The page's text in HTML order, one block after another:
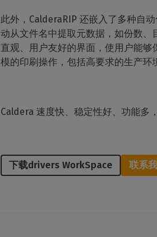
此外，CalderaRIP 还嵌入了多种自
动从文件名中提取元数据，如份数
直观、用户友好的界面，使用户能
模的印刷操作，包括高要求的生产环
Caldera 速度快、稳定性好、功能多
下载drivers WorkSpace 联系